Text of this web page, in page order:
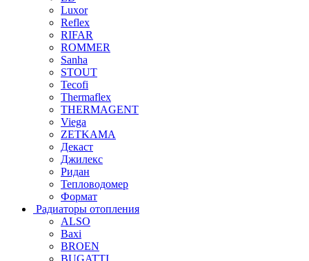
Luxor
Reflex
RIFAR
ROMMER
Sanha
STOUT
Tecofi
Thermaflex
THERMAGENT
Viega
ZETKAMA
Декаст
Джилекс
Ридан
Тепловодомер
Формат
Радиаторы отопления
ALSO
Baxi
BROEN
BUGATTI